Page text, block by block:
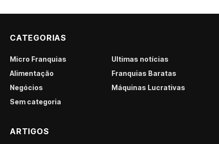
CATEGORIAS
Micro Franquias
Últimas notícias
Alimentação
Franquias Baratas
Negócios
Máquinas Lucrativas
Sem categoria
ARTIGOS